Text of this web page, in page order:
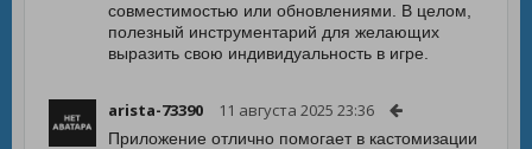
совместимостью или обновлениями. В целом,
полезный инструментарий для желающих
выразить свою индивидуальность в игре.
arista-73390 11 августа 2025 23:36
Приложение отлично помогает в кастомизации